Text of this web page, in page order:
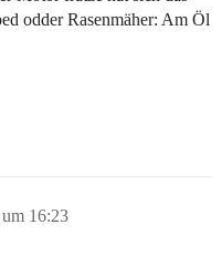
odder Rasenmäher: Am Öl
16:23